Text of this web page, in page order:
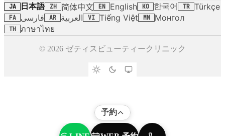
JA 日本語 ZH 简体中文 EN English KO 한국어 TR Türkçe
FA فارسی AR العربية VI Tiếng Việt MN Монгол
TH ภาษาไทย
© 2026 ゼティスビューティークリニック
予約